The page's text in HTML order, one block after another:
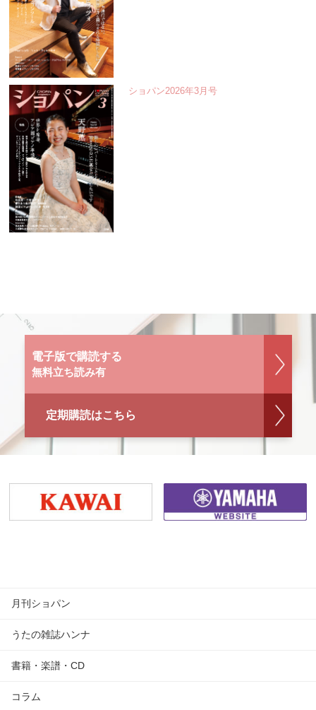
ショパン2026年3月号
電子版で購読する
無料立ち読み有
定期購読はこちら
月刊ショパン
うたの雑誌ハンナ
書籍・楽譜・CD
コラム